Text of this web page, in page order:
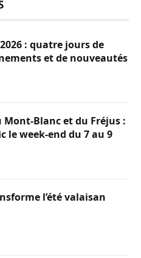
: quatre jours de
et de nouveautés
Mont-Blanc et du Fréjus :
le week-end du 7 au 9
l’été valaisan